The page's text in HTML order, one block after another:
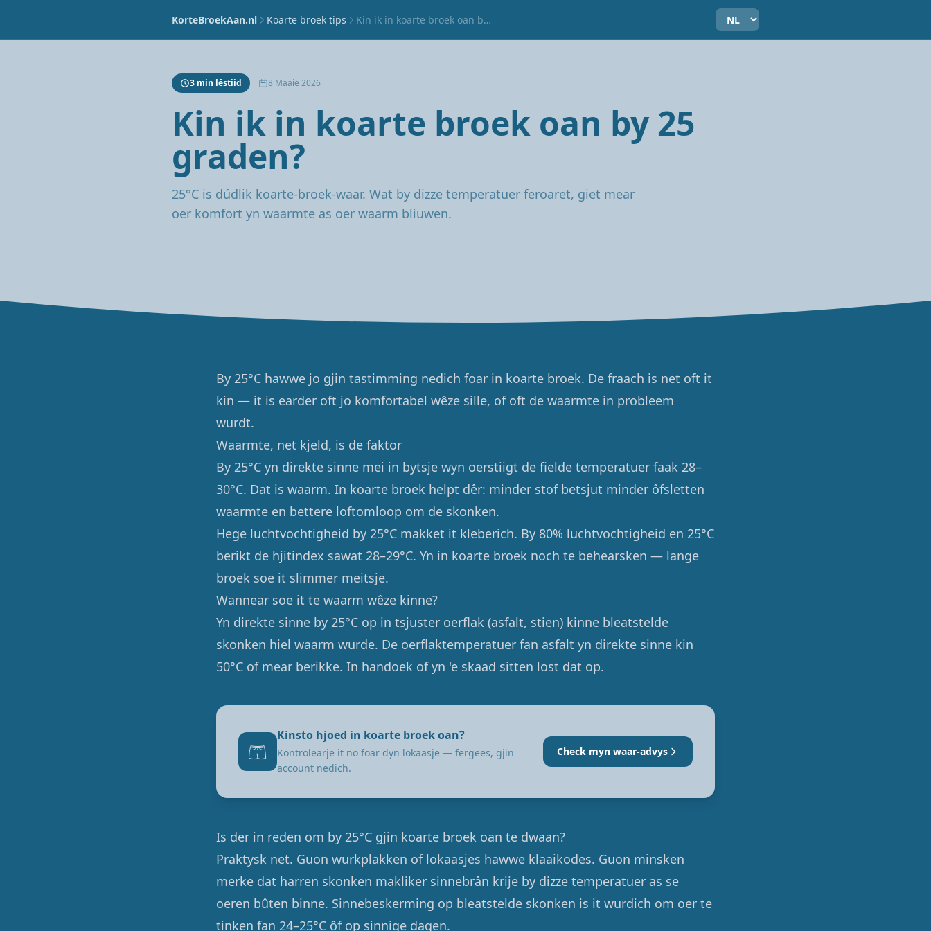
KorteBroekAan.nl Koarte broek tips Kin ik in koarte broek oan by 25 graden?
3 min lêstiid 8 Maaie 2026
Kin ik in koarte broek oan by 25
graden?
25°C is dúdlik koarte-broek-waar. Wat by dizze temperatuer feroaret, giet mear
oer komfort yn waarmte as oer waarm bliuwen.
By 25°C hawwe jo gjin tastimming nedich foar in koarte broek. De fraach is net oft it
kin — it is earder oft jo komfortabel wêze sille, of oft de waarmte in probleem
wurdt.
Waarmte, net kjeld, is de faktor
By 25°C yn direkte sinne mei in bytsje wyn oerstiigt de fielde temperatuer faak 28–
30°C. Dat is waarm. In koarte broek helpt dêr: minder stof betsjut minder ôfsletten
waarmte en bettere loftomloop om de skonken.
Hege luchtvochtigheid by 25°C makket it kleberich. By 80% luchtvochtigheid en 25°C
berikt de hjitindex sawat 28–29°C. Yn in koarte broek noch te behearsken — lange
broek soe it slimmer meitsje.
Wannear soe it te waarm wêze kinne?
Yn direkte sinne by 25°C op in tsjuster oerflak (asfalt, stien) kinne bleatstelde
skonken hiel waarm wurde. De oerflaktemperatuer fan asfalt yn direkte sinne kin
50°C of mear berikke. In handoek of yn 'e skaad sitten lost dat op.
🩳
Kinsto hjoed in koarte broek oan?
Kontrolearje it no foar dyn lokaasje — fergees, gjin
account nedich.
Check myn waar-advys
Is der in reden om by 25°C gjin koarte broek oan te dwaan?
Praktysk net. Guon wurkplakken of lokaasjes hawwe klaaikodes. Guon minsken
merke dat harren skonken makliker sinnebrân krije by dizze temperatuer as se
oeren bûten binne. Sinnebeskerming op bleatstelde skonken is it wurdich om oer te
tinken fan 24–25°C ôf op sinnige dagen.